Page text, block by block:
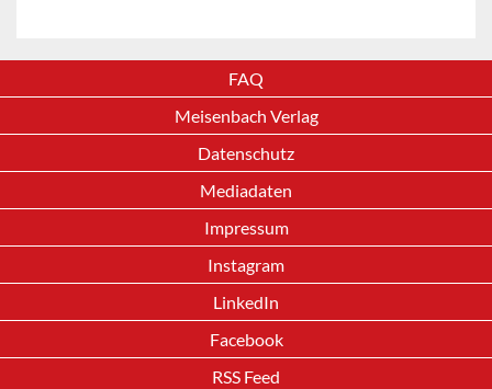
FAQ
Meisenbach Verlag
Datenschutz
Mediadaten
Impressum
Instagram
LinkedIn
Facebook
RSS Feed